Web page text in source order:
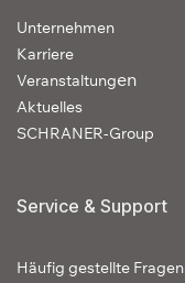
Unternehmen
Karriere
Veranstaltungen
Aktuelles
SCHRANER-Group
Service & Support
Häufig gestellte Fragen